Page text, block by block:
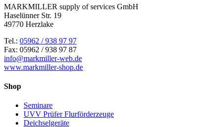
MARKMILLER supply of services GmbH
Haselünner Str. 19
49770 Herzlake
Tel.: 05962 / 938 97 97
Fax: 05962 / 938 97 87
info@markmiller-web.de
www.markmiller-shop.de
Shop
Seminare
UVV Prüfer Flurförderzeuge
Deichselgeräte